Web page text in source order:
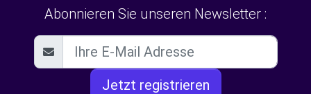
Abonnieren Sie unseren Newsletter :
Jetzt registrieren